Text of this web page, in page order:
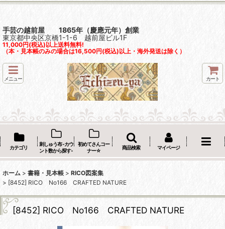
手芸の越前屋 1865年（慶應元年）創業
東京都中央区京橋1-1-6 越前屋ビル1F
11,000円(税込)以上送料無料!
（本・見本帳のみの場合は16,500円(税込)以上・海外発送は除く）
メニュー カート
カテゴリ
刺しゅう布 -カウ
ント数から探す-
初めてさんコー
ナー☆
商品検索 マイページ
ホーム > 書籍・見本帳 > RICO図案集
> [8452] RICO No166 CRAFTED NATURE
[8452] RICO No166 CRAFTED NATURE